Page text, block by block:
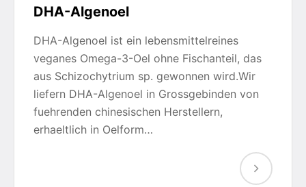
DHA-Algenoel
DHA-Algenoel ist ein lebensmittelreines
veganes Omega-3-Oel ohne Fischanteil, das
aus Schizochytrium sp. gewonnen wird.Wir
liefern DHA-Algenoel in Grossgebinden von
fuehrenden chinesischen Herstellern,
erhaeltlich in Oelform…